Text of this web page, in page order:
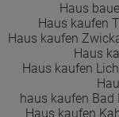
Town
Haus
Haus kaufen
Haus kaufen
Haus
Haus kaufen
haus kaufen Bad
Haus kaufen